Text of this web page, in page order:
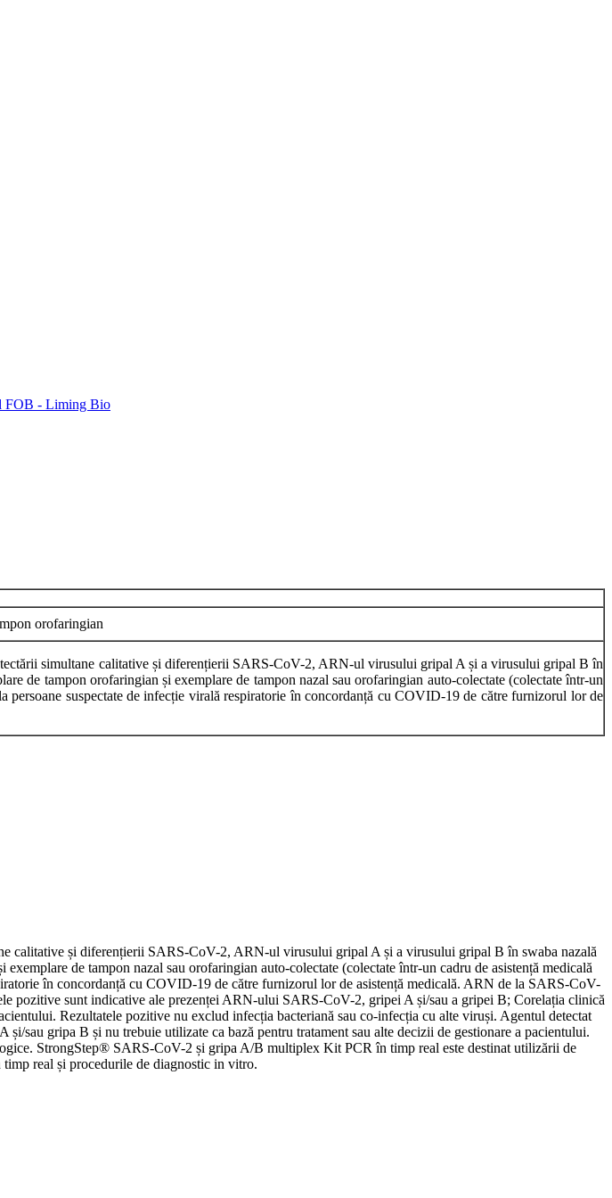
orofaringian
simultane calitative și diferențierii SARS-CoV-2, ARN-ul virusului gripal A și a virusului gripal B în
de tampon orofaringian și exemplare de tampon nazal sau orofaringian auto-colectate (colectate într-un
suspectate de infecție virală respiratorie în concordanță cu COVID-19 de către furnizorul lor de
calitative și diferențierii SARS-CoV-2, ARN-ul virusului gripal A și a virusului gripal B în swaba nazală
de tampon nazal sau orofaringian auto-colectate (colectate într-un cadru de asistență medicală
în concordanță cu COVID-19 de către furnizorul lor de asistență medicală. ARN de la SARS-CoV-
pozitive sunt indicative ale prezenței ARN-ului SARS-CoV-2, gripei A și/sau a gripei B; Corelația clinică
Rezultatele pozitive nu exclud infecția bacteriană sau co-infecția cu alte viruși. Agentul detectat
sau gripa B și nu trebuie utilizate ca bază pentru tratament sau alte decizii de gestionare a pacientului.
StrongStep® SARS-CoV-2 și gripa A/B multiplex Kit PCR în timp real este destinat utilizării de
real și procedurile de diagnostic in vitro.